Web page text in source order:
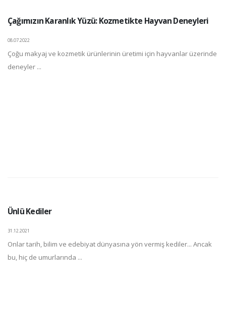
Çağımızın Karanlık Yüzü: Kozmetikte Hayvan Deneyleri
08.07.2022
Çoğu makyaj ve kozmetik ürünlerinin üretimi için hayvanlar üzerinde
deneyler ...
Ünlü Kediler
31.12.2021
Onlar tarih, bilim ve edebiyat dünyasına yön vermiş kediler... Ancak
bu, hiç de umurlarında ...